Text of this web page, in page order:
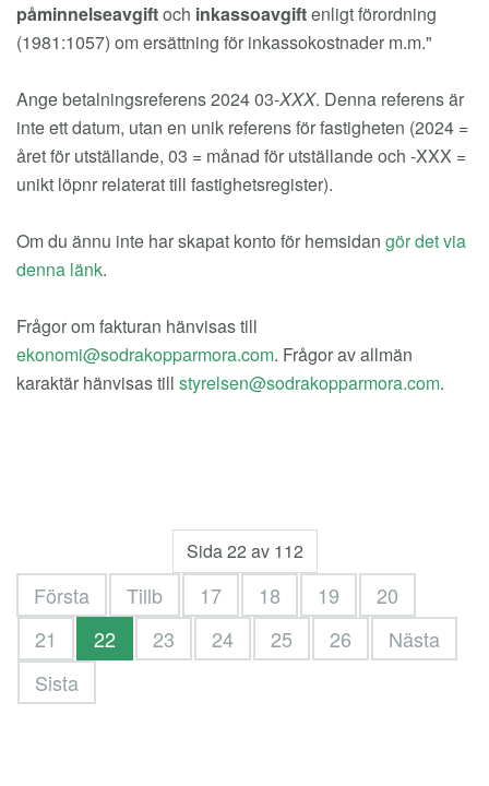
påminnelseavgiftoch inkassoavgiftenligt förordning
(1981:1057) om ersättning för inkassokostnader m.m."
Ange betalningsreferens 2024 03-XXX. Denna referens är
inte ett datum, utan en unik referens för fastigheten (2024 =
året för utställande, 03 = månad för utställande och -XXX =
unikt löpnr relaterat till fastighetsregister).
Om du ännu inte har skapat konto för hemsidan gör det via
denna länk.
Frågor om fakturan hänvisas till
. Frågor av allmän
karaktär hänvisas till
.
Sida 22 av 112
Första Tillb 17 18 19
20
21
22 23 24 25 26
Nästa
Sista